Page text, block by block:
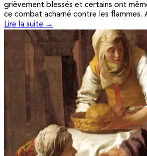
grièvement blessés et certains ont
ce combat acharné contre les flammes.
Lire la suite →